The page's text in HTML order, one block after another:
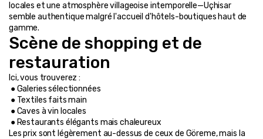
locales et une atmosphère villageoise intemporelle—Uçhisar
semble authentique malgré l'accueil d'hôtels-boutiques haut de
gamme.
Scène de shopping et de
restauration
Ici, vous trouverez :
● Galeries sélectionnées
● Textiles faits main
● Caves à vin locales
● Restaurants élégants mais chaleureux
Les prix sont légèrement au-dessus de ceux de Göreme, mais la